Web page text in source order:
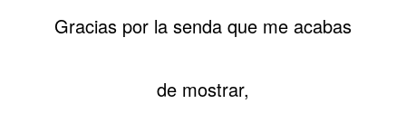
Gracias por la senda que me acabas
de mostrar,